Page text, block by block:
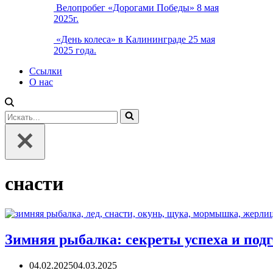
Велопробег «Дорогами Победы» 8 мая
2025г.
«День колеса» в Калининграде 25 мая
2025 года.
Ссылки
О нас
Искать...
снасти
Зимняя рыбалка: секреты успеха и
04.02.202504.03.2025